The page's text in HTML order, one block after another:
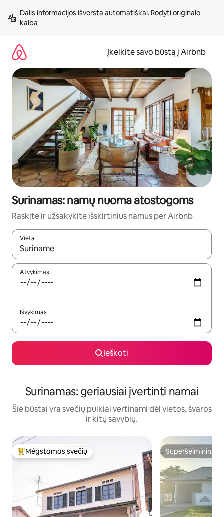
prie
turinio
Dalis informacijos išversta automatiškai. Rodyti originalo
kalba
Įkelkite savo būstą į Airbnb
Surinamas: namų nuoma atostogoms
Raskite ir užsakykite išskirtinius namus per Airbnb
Vieta
Kai pasirodys paieškos rezultatai, juos naršyti galite
Atvykimas
Išvykimas
Ieškoti
Surinamas: geriausiai įvertinti namai
Šie būstai yra svečių puikiai vertinami dėl vietos, švaros
ir kitų savybių.
Svečių mėgstamiausias
Mėgstamas svečių Superšeimininkas
Superšeimininkas